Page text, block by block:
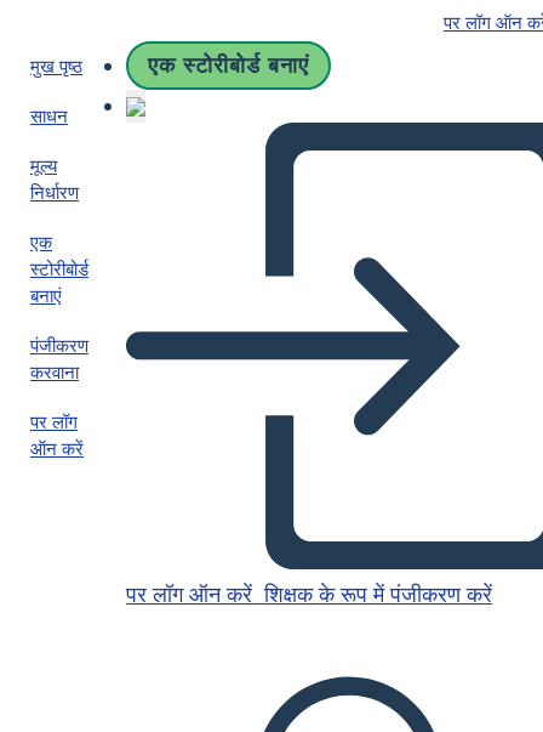
पर लॉग ऑन
मुख पृष्ठ
साधन
मूल्य
निर्धारण
एक
स्टोरीबोर्ड
बनाएं
पंजीकरण
करवाना
पर लॉग
ऑन करें
एक स्टोरीबोर्ड बनाएं
पर लॉग ऑन करें शिक्षक के रूप में पंजीकरण करें